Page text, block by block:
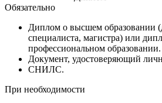
Обязательно
Диплом о высшем образовании
специалиста, магистра) или
профессиональном образовании.
Документ, удостоверяющий
СНИЛС.
При необходимости